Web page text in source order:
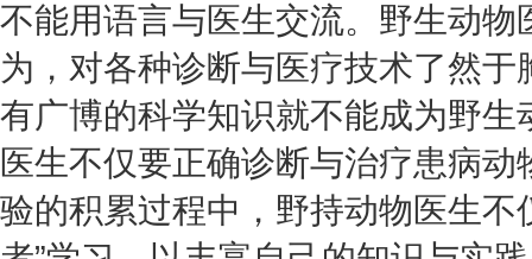
不能用语言与医生交流。野生动
为，对各种诊断与医疗技术了然
有广博的科学知识就不能成为野
医生不仅要正确诊断与治疗患病
验的积累过程中，野持动物医生